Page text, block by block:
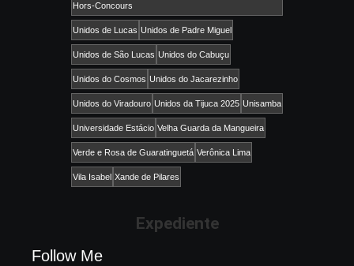
Hors-Concours
Unidos de Lucas Unidos de Padre Miguel
Unidos de São Lucas Unidos do Cabuçu
Unidos do Cosmos Unidos do Jacarezinho
Unidos do Viradouro Unidos da Tijuca 2025 Unisamba
Universidade Estácio Velha Guarda da Mangueira
Verde e Rosa de Guaratinguetá Verônica Lima
Vila Isabel Xande de Pilares
Expediente
Follow Me